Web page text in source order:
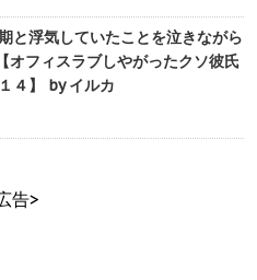
と浮気していたことを泣きながら
オフィスラブしやがったクソ彼氏
４】 by イルカ
告>